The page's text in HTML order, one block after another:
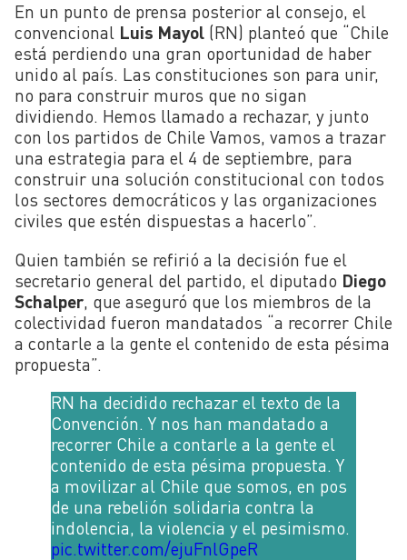
En un punto de prensa posterior al consejo, el
convencional Luis Mayol (RN) planteó que “Chile
está perdiendo una gran oportunidad de haber
unido al país. Las constituciones son para unir,
no para construir muros que no sigan
dividiendo. Hemos llamado a rechazar, y junto
con los partidos de Chile Vamos, vamos a trazar
una estrategia para el 4 de septiembre, para
construir una solución constitucional con todos
los sectores democráticos y las organizaciones
civiles que estén dispuestas a hacerlo”.
Quien también se refirió a la decisión fue el
secretario general del partido, el diputado Diego
Schalper , que aseguró que los miembros de la
colectividad fueron mandatados “a recorrer Chile
a contarle a la gente el contenido de esta pésima
propuesta”.
RN ha decidido rechazar el texto de la
Convención. Y nos han mandatado a
recorrer Chile a contarle a la gente el
contenido de esta pésima propuesta. Y
a movilizar al Chile que somos, en pos
de una rebelión solidaria contra la
indolencia, la violencia y el pesimismo.
pic.twitter.com/ejuFnlGpeR